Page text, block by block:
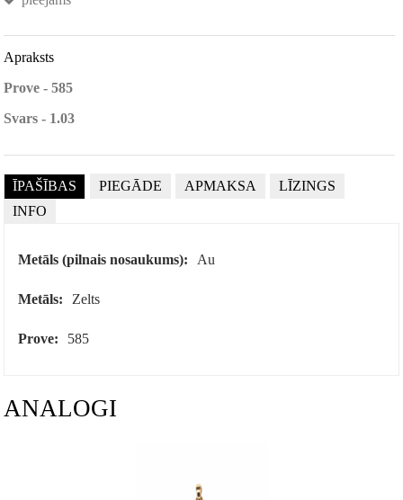
Apraksts
Prove - 585
Svars - 1.03
ĪPAŠĪBAS PIEGĀDE APMAKSA
LĪZINGS
INFO
Metāls (pilnais nosaukums): Au
Metāls: Zelts
Prove: 585
ANALOGI